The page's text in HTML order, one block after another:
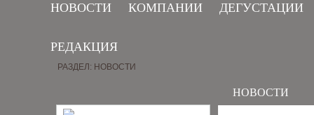
НОВОСТИ КОМПАНИИ ДЕГУСТАЦИИ
РЕДАКЦИЯ
РАЗДЕЛ: НОВОСТИ
НОВОСТИ